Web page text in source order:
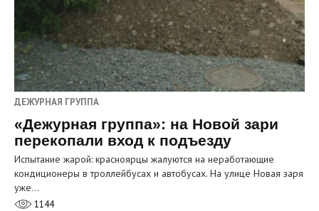
ДЕЖУРНАЯ ГРУППА
«Дежурная группа»: на Новой зари
перекопали вход к подъезду
Испытание жарой: красноярцы жалуются на неработающие
кондиционеры в троллейбусах и автобусах. На улице Новая заря
уже…
1144